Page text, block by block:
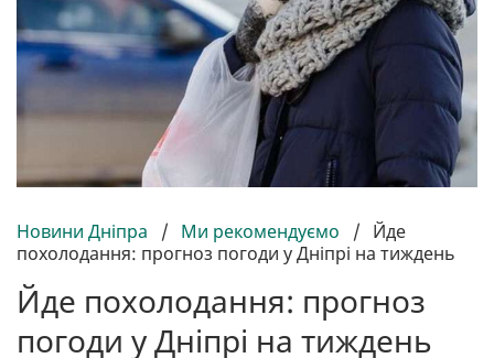
Новини Дніпра / Ми рекомендуємо / Йде
похолодання: прогноз погоди у Дніпрі на тиждень
Йде похолодання: прогноз
погоди у Дніпрі на тиждень